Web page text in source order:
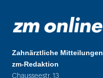
Zahnärztliche Mitteilungen
zm-Redaktion
Chausseestr. 13